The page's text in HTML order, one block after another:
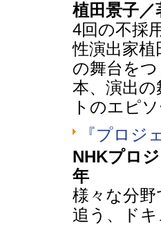
植田景子
4回の不採
性演出家
の舞台を
本、演出
トのエピ
『プロ
NHKプロ
年
様々な分
追う、ド